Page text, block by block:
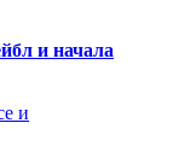
и начала
и